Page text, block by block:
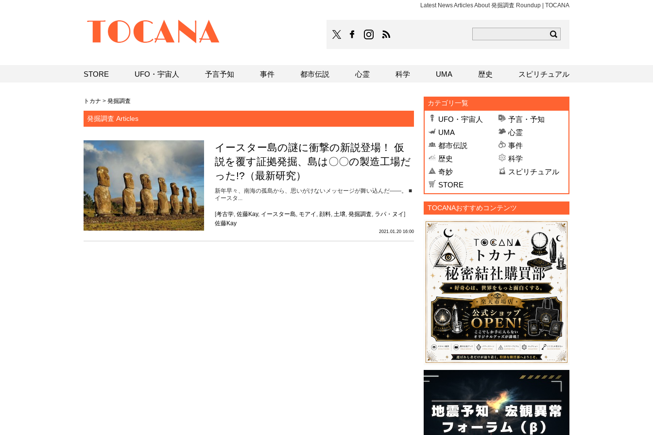
Latest News Articles About 発掘調査 Roundup | TOCANA
TOCANAのFacebookはこちら
TOCANAのinstagramはこちら
トカナ > 発掘調査
発掘調査 Articles
イースター島の謎に衝撃の新説登場！ 仮
説を覆す証拠発掘、島は〇〇の製造工場だ
った!?（最新研究）
新年早々、南海の孤島から、思いがけないメッセージが舞い込んだ――。 ■
イースタ...
[考古学, 佐藤Kay, イースター島, モアイ , 顔料, 土壌, 発掘調査, ラパ・ヌイ]
2021.01.20 16:00
佐藤Kay
カテゴリ一覧
UFO・宇宙人
予言・予知
UMA
心霊
都市伝説
事件
歴史
科学
奇妙
スピリチュアル
STORE
TOCANAおすすめコンテンツ
STORE UFO・宇宙人 予言予知 事件 都市伝説 心霊 科学 UMA 歴史 スピリチュアル